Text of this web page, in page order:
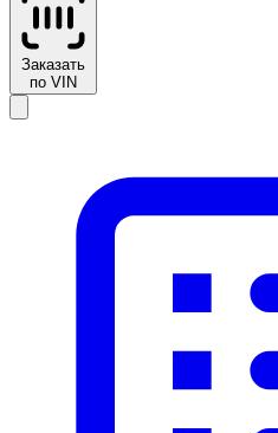
Заказать
по VIN